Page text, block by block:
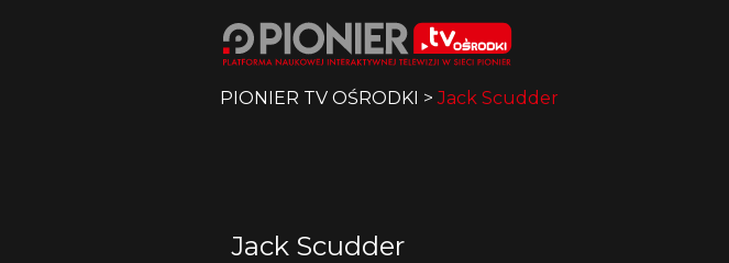
PIONIER TV OŚRODKI >Jack Scudder
Jack Scudder